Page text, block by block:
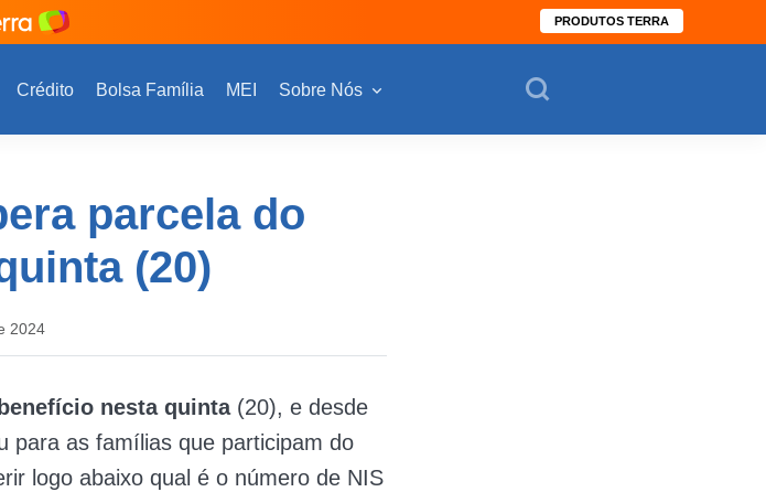
PRODUTOS TERRA
Crédito Bolsa Família MEI Sobre Nós
parcela do
(20)
2024
nesta quinta (20), e desde
para as famílias que participam do
logo abaixo qual é o número de NIS